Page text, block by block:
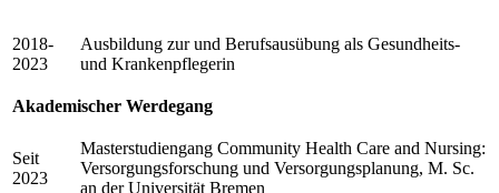
2018-
2023
Ausbildung zur und Berufsausübung als Gesundheits-
und Krankenpflegerin
Akademischer Werdegang
Seit
2023
Masterstudiengang Community Health Care and Nursing:
Versorgungsforschung und Versorgungsplanung, M. Sc.
an der Universität Bremen